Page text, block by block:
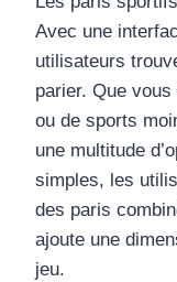
Avec une
utilisateurs
parier. Que
ou de sports
une multitude
simples, les
des paris
ajoute une
jeu.